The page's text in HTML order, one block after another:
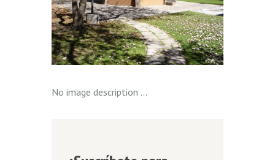
No image description ...